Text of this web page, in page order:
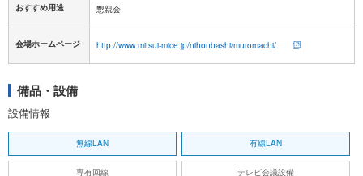
おすすめ用途 懇親会
会場ホームページ http://www.mitsui-mice.jp/nihonbashi/muromachi/
備品・設備
設備情報
無線LAN 有線LAN
専有回線 テレビ会議設備